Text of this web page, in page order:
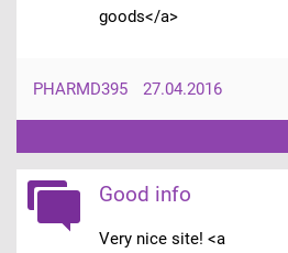
goods</a>
PHARMD395 27.04.2016
Good info
Very nice site! <a